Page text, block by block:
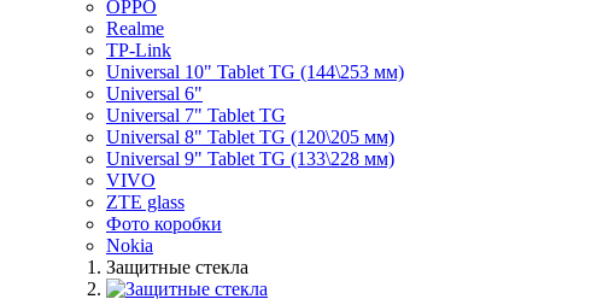
OPPO
Realme
TP-Link
Universal 10" Tablet TG (144\253 мм)
Universal 6"
Universal 7" Tablet TG
Universal 8" Tablet TG (120\205 мм)
Universal 9" Tablet TG (133\228 мм)
VIVO
ZTE glass
Фото коробки
Nokia
Защитные стекла